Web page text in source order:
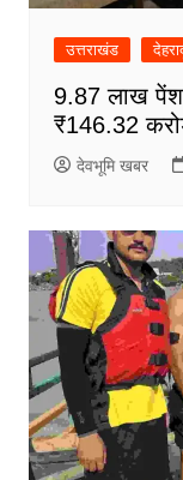
उत्तराखंड
9.87 लाख
₹146.32
देवभूमि खबर